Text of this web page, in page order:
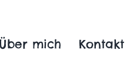
Über mich Kontakt